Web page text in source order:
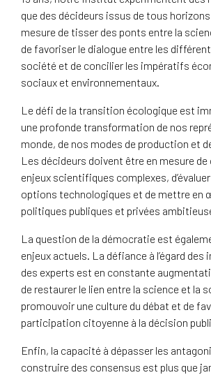
que des décideurs issus de tous
mesure de tisser des ponts entre la
de favoriser le dialogue entre les
société et de concilier les impératifs
sociaux et environnementaux.
Le défi de la transition écologique est
une profonde transformation de nos
monde, de nos modes de production et
Les décideurs doivent être en mesure de
enjeux scientifiques complexes,
options technologiques et de mettre en
politiques publiques et privées
La question de la démocratie est
enjeux actuels. La défiance à l’égard
des experts est en constante
de restaurer le lien entre la science et la
promouvoir une culture du débat et de
participation citoyenne à la décision
Enfin, la capacité à dépasser les
construire des consensus est plus que